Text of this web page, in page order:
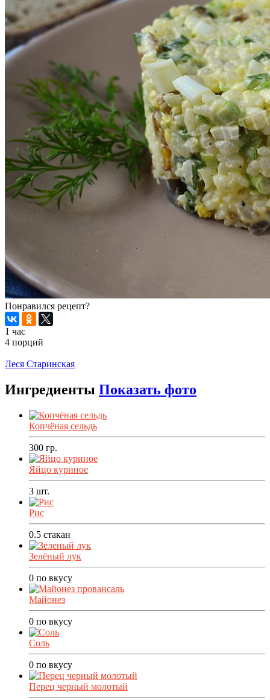
Понравился рецепт?
1 час
4 порций
Леся Старинская
Ингредиенты Показать фото
Копчёная сельдь
300 гр.
Яйцо куриное
3 шт.
Рис
0.5 стакан
Зелёный лук
0 по вкусу
Майонез
0 по вкусу
Соль
0 по вкусу
Перец черный молотый